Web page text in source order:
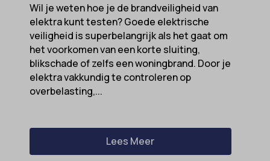
Wil je weten hoe je de brandveiligheid van
elektra kunt testen? Goede elektrische
veiligheid is superbelangrijk als het gaat om
het voorkomen van een korte sluiting,
blikschade of zelfs een woningbrand. Door je
elektra vakkundig te controleren op
overbelasting,...
Lees Meer